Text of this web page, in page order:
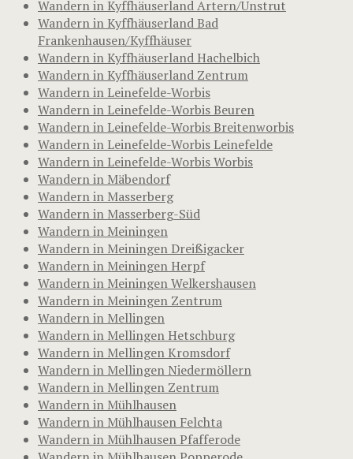
Wandern in Kyffhäuserland Artern/Unstrut
Wandern in Kyffhäuserland Bad
Frankenhausen/Kyffhäuser
Wandern in Kyffhäuserland Hachelbich
Wandern in Kyffhäuserland Zentrum
Wandern in Leinefelde-Worbis
Wandern in Leinefelde-Worbis Beuren
Wandern in Leinefelde-Worbis Breitenworbis
Wandern in Leinefelde-Worbis Leinefelde
Wandern in Leinefelde-Worbis Worbis
Wandern in Mäbendorf
Wandern in Masserberg
Wandern in Masserberg-Süd
Wandern in Meiningen
Wandern in Meiningen Dreißigacker
Wandern in Meiningen Herpf
Wandern in Meiningen Welkershausen
Wandern in Meiningen Zentrum
Wandern in Mellingen
Wandern in Mellingen Hetschburg
Wandern in Mellingen Kromsdorf
Wandern in Mellingen Niedermöllern
Wandern in Mellingen Zentrum
Wandern in Mühlhausen
Wandern in Mühlhausen Felchta
Wandern in Mühlhausen Pfafferode